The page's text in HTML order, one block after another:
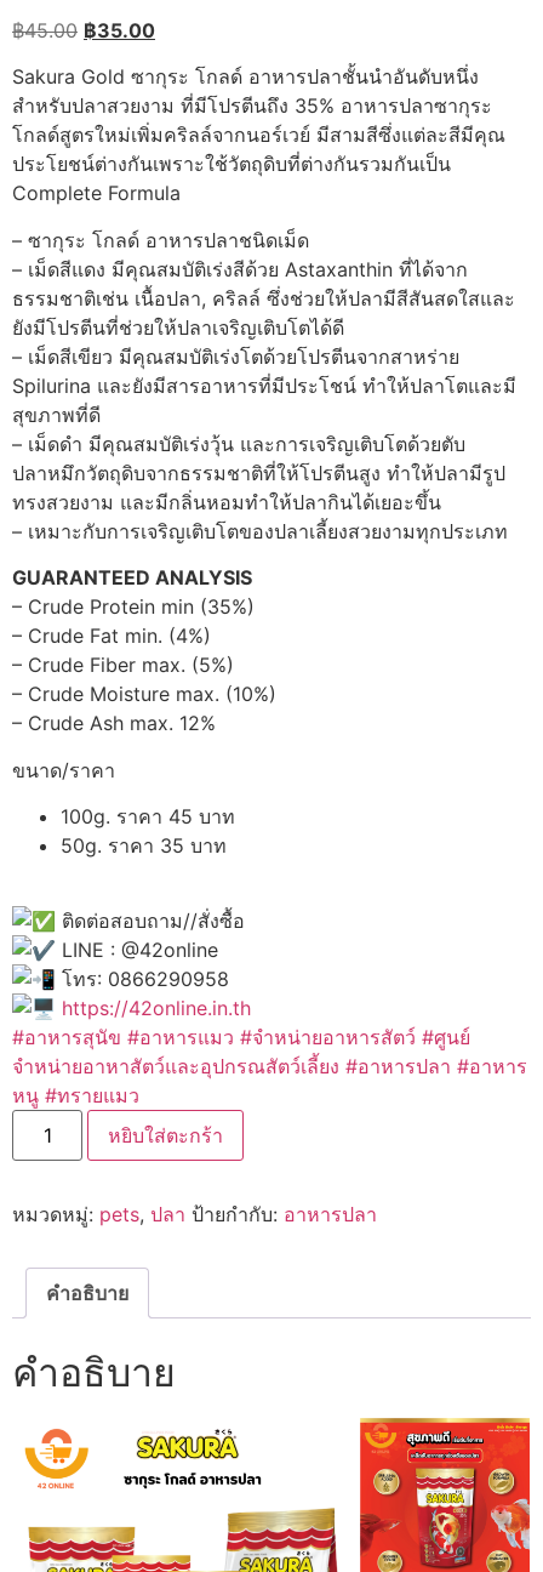
฿45.00 Original
was:
฿45.00.
฿35.00Current
is:
฿35.00.
Sakura Gold ซากุระ โกลด์ อาหารปลาชั้นนำอันดับหนึ่ง
สำหรับปลาสวยงาม ที่มีโปรตีนถึง 35% อาหารปลาซากุระ
โกลด์สูตรใหม่เพิ่มคริลล์จากนอร์เวย์ มีสามสีซึ่งแต่ละสีมีคุณ
ประโยชน์ต่างกันเพราะใช้วัตถุดิบที่ต่างกันรวมกันเป็น
Complete Formula
– ซากุระ โกลด์ อาหารปลาชนิดเม็ด
– เม็ดสีแดง มีคุณสมบัติเร่งสีด้วย Astaxanthin ที่ได้จาก
ธรรมชาติเช่น เนื้อปลา, คริลล์ ซึ่งช่วยให้ปลามีสีสันสดใสและ
ยังมีโปรตีนที่ช่วยให้ปลาเจริญเติบโตได้ดี
– เม็ดสีเขียว มีคุณสมบัติเร่งโตด้วยโปรตีนจากสาหร่าย
Spilurina และยังมีสารอาหารที่มีประโชน์ ทำให้ปลาโตและมี
สุขภาพที่ดี
– เม็ดดำ มีคุณสมบัติเร่งวุ้น และการเจริญเติบโตด้วยตับ
ปลาหมึกวัตถุดิบจากธรรมชาติที่ให้โปรตีนสูง ทำให้ปลามีรูป
ทรงสวยงาม และมีกลิ่นหอมทำให้ปลากินได้เยอะขึ้น
– เหมาะกับการเจริญเติบโตของปลาเลี้ยงสวยงามทุกประเภท
GUARANTEED ANALYSIS
– Crude Protein min (35%)
– Crude Fat min. (4%)
– Crude Fiber max. (5%)
– Crude Moisture max. (10%)
– Crude Ash max. 12%
ขนาด/ราคา
100g. ราคา 45 บาท
50g. ราคา 35 บาท
ติดต่อสอบถาม//สั่งซื้อ
LINE : @42online
โทร: 0866290958
https://42online.in.th
#อาหารสุนัข #อาหารแมว #จำหน่ายอาหารสัตว์ #ศูนย์
จำหน่ายอาหาสัตว์และอุปกรณสัตว์เลี้ยง #อาหารปลา #อาหาร
หนู #ทรายแมว
จำนวน
Sakura
ซากุระ
ปลา
100g
หยิบใส่ตะกร้า
หมวดหมู่: pets, ปลา ป้ายกำกับ: อาหารปลา
คำอธิบาย
คำอธิบาย